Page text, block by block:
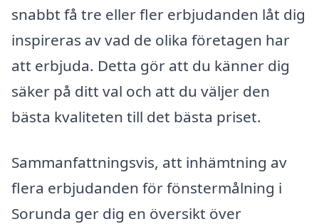
snabbt få tre eller fler erbjudanden låt dig
inspireras av vad de olika företagen har
att erbjuda. Detta gör att du känner dig
säker på ditt val och att du väljer den
bästa kvaliteten till det bästa priset.
Sammanfattningsvis, att inhämtning av
flera erbjudanden för fönstermålning i
Sorunda ger dig en översikt över